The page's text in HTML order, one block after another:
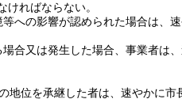
ればならない。
への影響が認められた場合は、
合又は発生した場合、事業者は
位を承継した者は、速やかに市